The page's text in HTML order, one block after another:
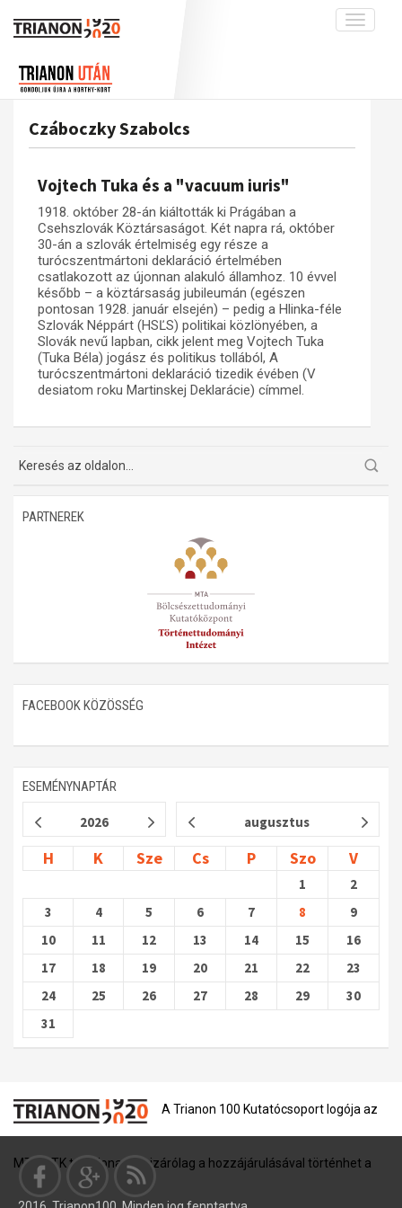
Toggle
interpretációk
A békerendszer megszilárdulása
Utókor és emlékezet
Adatbázis
Emlékművek (feltöltés alatt)
Menekültek
Visszhang
Publikációk
Kapcsolat
Trianon-kommentár
Dokumentumok
A trianoni szerződés
Műhelymunkák
Czáboczky Szabolcs
Vojtech Tuka és a "vacuum iuris"
1918. október 28-án kiáltották ki Prágában a
Csehszlovák Köztársaságot. Két napra rá, október
30-án a szlovák értelmiség egy része a
turócszentmártoni deklaráció értelmében
csatlakozott az újonnan alakuló államhoz. 10 évvel
később – a köztársaság jubileumán (egészen
pontosan 1928. január elsején) – pedig a Hlinka-féle
Szlovák Néppárt (HSĽS) politikai közlönyében, a
Slovák nevű lapban, cikk jelent meg Vojtech Tuka
(Tuka Béla) jogász és politikus tollából, A
turócszentmártoni deklaráció tizedik évében (V
desiatom roku Martinskej Deklarácie) címmel.
PARTNEREK
FACEBOOK KÖZÖSSÉG
ESEMÉNYNAPTÁR
2026 augusztus
H K Sze Cs P Szo V
1
2
3
4 5 6 7 8
9
10
11 12 13 14 15
16
17
18 19 20 21 22
23
24
25 26 27 28 29
30
31
A Trianon 100 Kutatócsoport logója az
MTA BTK tulajdona, és kizárólag a hozzájárulásával történhet a